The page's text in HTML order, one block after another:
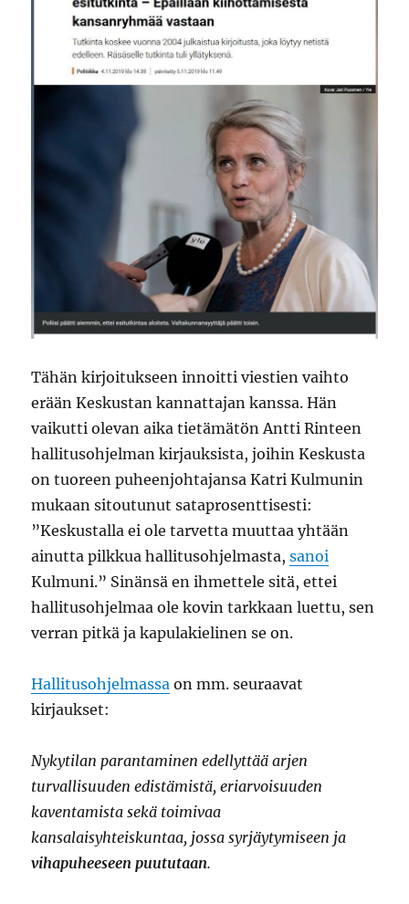
Tähän kirjoitukseen innoitti viestien vaihto
erään Keskustan kannattajan kanssa. Hän
vaikutti olevan aika tietämätön Antti Rinteen
hallitusohjelman kirjauksista, joihin Keskusta
on tuoreen puheenjohtajansa Katri Kulmunin
mukaan sitoutunut sataprosenttisesti:
”Keskustalla ei ole tarvetta muuttaa yhtään
ainutta pilkkua hallitusohjelmasta,sanoi
Kulmuni.” Sinänsä en ihmettele sitä, ettei
hallitusohjelmaa ole kovin tarkkaan luettu, sen
verran pitkä ja kapulakielinen se on.
Hallitusohjelmassa on mm. seuraavat
kirjaukset:
Nykytilan parantaminen edellyttää arjen
turvallisuuden edistämistä, eriarvoisuuden
kaventamista sekä toimivaa
kansalaisyhteiskuntaa, jossa syrjäytymiseen ja
vihapuheeseen puututaan.